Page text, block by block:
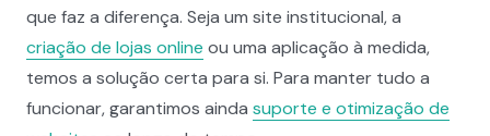
que faz a diferença. Seja um site institucional, a
criação de lojas online ou uma aplicação à medida,
temos a solução certa para si. Para manter tudo a
funcionar, garantimos ainda suporte e otimização de